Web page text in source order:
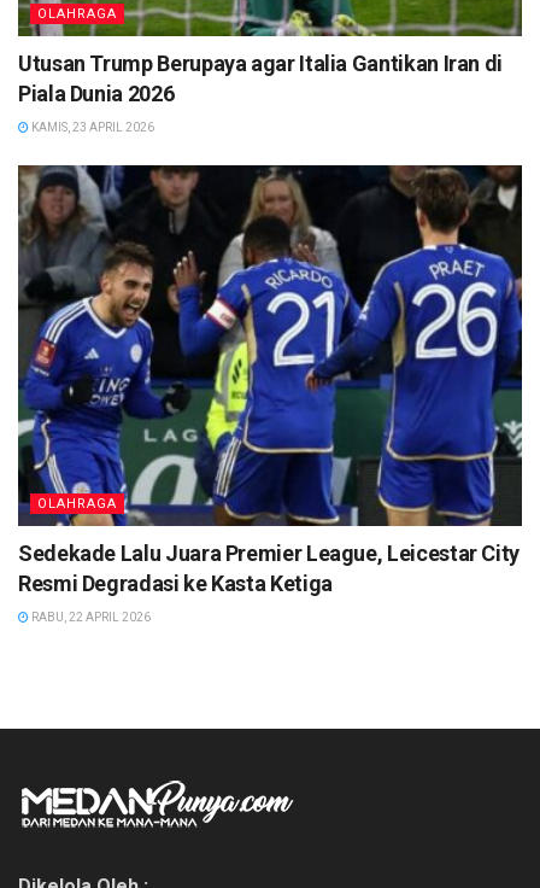
OLAHRAGA
Utusan Trump Berupaya agar Italia Gantikan Iran di
Piala Dunia 2026
KAMIS, 23 APRIL 2026
OLAHRAGA
Sedekade Lalu Juara Premier League, Leicestar City
Resmi Degradasi ke Kasta Ketiga
RABU, 22 APRIL 2026